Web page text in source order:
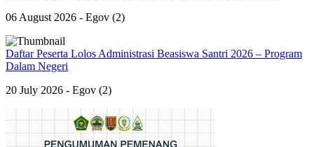
06 August 2026 - Egov (2)
Daftar Peserta Lolos Administrasi Beasiswa Santri 2026 – Program
Dalam Negeri
20 July 2026 - Egov (2)